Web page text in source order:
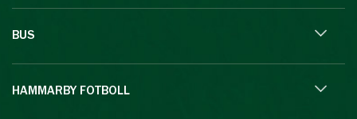
BUS
HAMMARBY FOTBOLL